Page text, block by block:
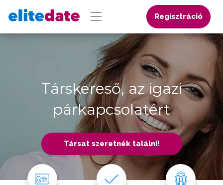
Regisztráció
Társkereső, az igazi
párkapcsolatért
Társat szeretnék találni!